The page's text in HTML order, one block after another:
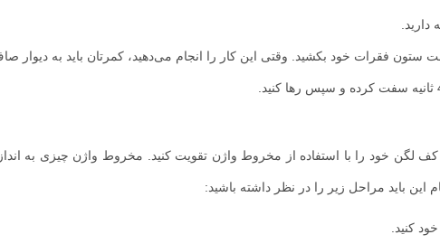
دارید.
فقرات خود بکشید. وقتی این کار را انجام می‌دهید، کمرتان باید به دیوار
لگن خود را با استفاده از مخروط واژن تقویت کنید. مخروط واژن چیزی به
این باید مراحل زیر را در نظر داشته باشید:
کنید.